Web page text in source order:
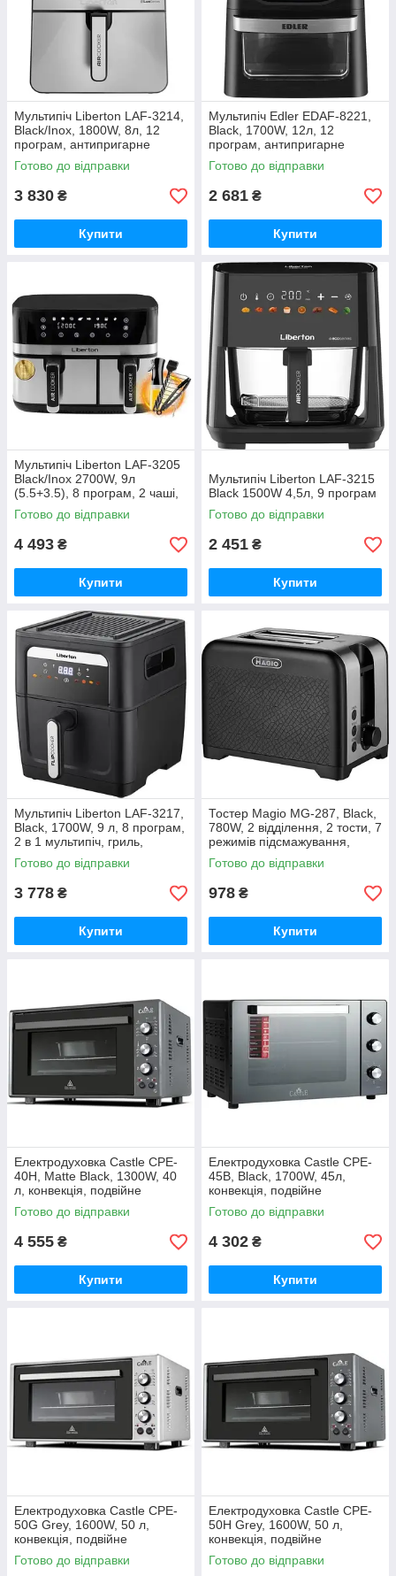
Мультипіч Liberton LAF-3214,
Black/Inox, 1800W, 8л, 12
програм, антипригарне
покриття
Готово до відправки
3 830 ₴
Купити
Мультипіч Edler EDAF-8221,
Black, 1700W, 12л, 12
програм, антипригарне
покриття чаші,
Готово до відправки
2 681 ₴
Купити
Мультипіч Liberton LAF-3205
Black/Inox 2700W, 9л
(5.5+3.5), 8 програм, 2 чаші,
роздільне приготування
Готово до відправки
4 493 ₴
Купити
Мультипіч Liberton LAF-3215
Black 1500W 4,5л, 9 програм
Готово до відправки
2 451 ₴
Купити
Мультипіч Liberton LAF-3217,
Black, 1700W, 9 л, 8 програм,
2 в 1 мультипіч, гриль,
антипригарне
Готово до відправки
3 778 ₴
Купити
Тостер Magio МG-287, Black,
780W, 2 відділення, 2 тости, 7
режимів підсмажування,
корпус пластик-метал
Готово до відправки
978 ₴
Купити
Електродуховка Castle CPE-
40H, Matte Black, 1300W, 40
л, конвекція, подвійне
термостійке скло, схований
нижній
Готово до відправки
4 555 ₴
Купити
Електродуховка Castle CPE-
45B, Black, 1700W, 45л,
конвекція, подвійне
термостійке скло, 4
нагрівальних елемента,
Готово до відправки
4 302 ₴
Купити
Електродуховка Castle CPE-
50G Grey, 1600W, 50 л,
конвекція, подвійне
термостійке скло, схований
нижній нагрівальний
Готово до відправки
Електродуховка Castle CPE-
50H Grey, 1600W, 50 л,
конвекція, подвійне
термостійке скло, схований
нижній нагрівальний
Готово до відправки